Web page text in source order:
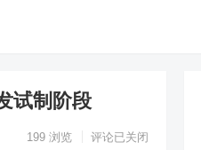
试制阶段
199 浏览 评论已关闭